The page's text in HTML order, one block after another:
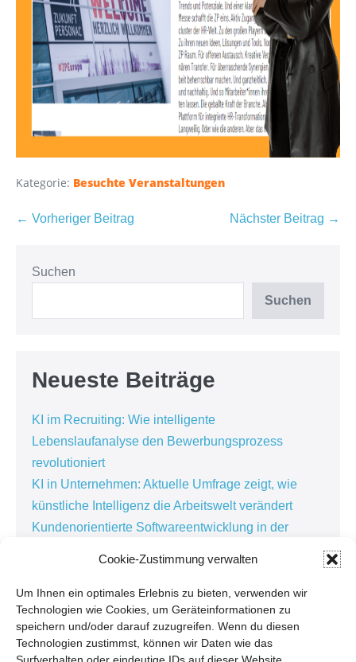
Cookie-Zustimmung verwalten
Um Ihnen ein optimales Erlebnis zu bieten, verwenden wir
Technologien wie Cookies, um Geräteinformationen zu
speichern und/oder darauf zuzugreifen. Wenn du diesen
Technologien zustimmst, können wir Daten wie das
Kategorie: Besuchte Veranstaltungen
Beitragsnavigation
← Vorheriger Beitrag Nächster Beitrag →
Suchen
Suchen
Neueste Beiträge
KI im Recruiting: Wie intelligente
Lebenslaufanalyse den Bewerbungsprozess
revolutioniert
KI in Unternehmen: Aktuelle Umfrage zeigt, wie
künstliche Intelligenz die Arbeitswelt verändert
Kundenorientierte Softwareentwicklung in der
Kundenbindung in der Personaldienstleistung:
Warum Zuhören der Schlüssel zur erfolgreichen
Digitalisierung ist
Softwarewechsel: Warum Unternehmen erst